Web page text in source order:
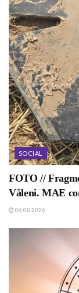
SOCIAL
FOTO //
Văleni. MAE
06.08.2026